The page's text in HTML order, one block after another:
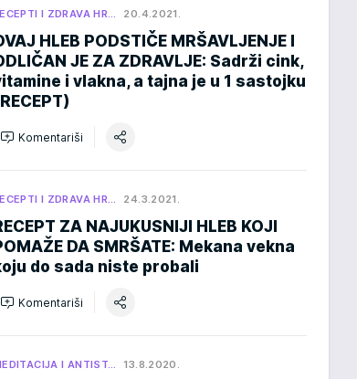
I ZDRAVA HR… 20.4.2021.
HLEB PODSTIČE MRŠAVLJENJE I
JE ZA ZDRAVLJE: Sadrži cink,
i vlakna, a tajna je u 1 sastojku
Komentariši
I ZDRAVA HR… 24.3.2021.
ZA NAJUKUSNIJI HLEB KOJI
DA SMRŠATE: Mekana vekna
do sada niste probali
Komentariši
I ANTIST… 13.8.2020.